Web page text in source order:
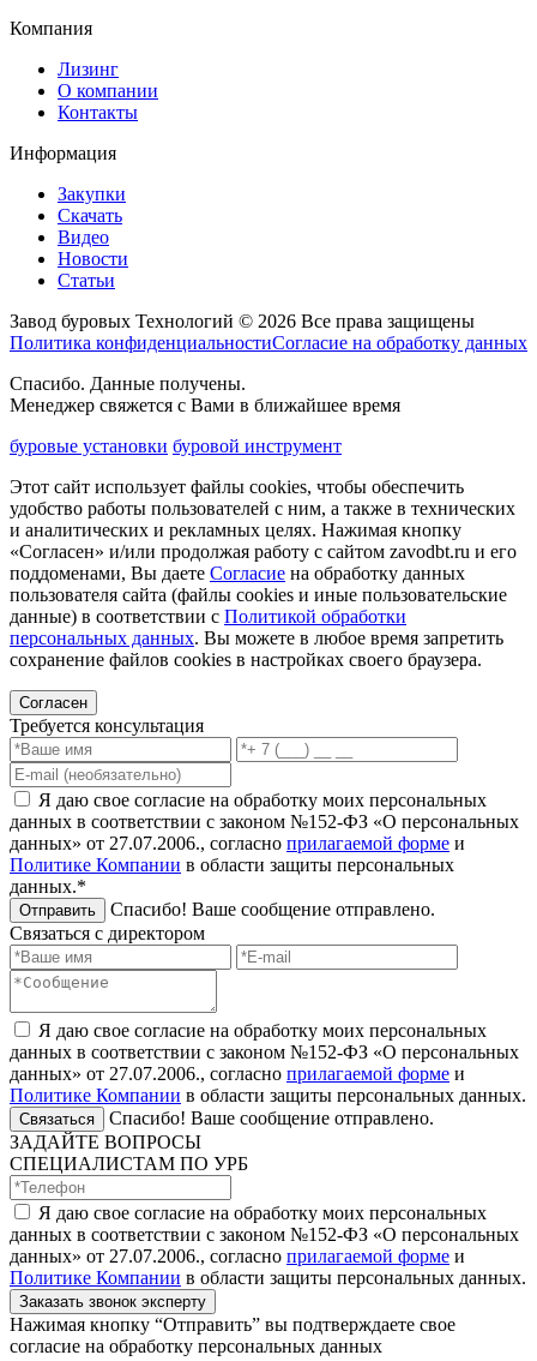
Компания
Лизинг
О компании
Контакты
Информация
Закупки
Скачать
Видео
Новости
Статьи
Завод буровых Технологий © 2026 Все права защищены
Политика конфиденциальностиСогласие на обработку данных
Спасибо. Данные получены.
Менеджер свяжется с Вами в ближайшее время
буровые установки буровой инструмент
Этот сайт использует файлы cookies, чтобы обеспечить
удобство работы пользователей с ним, а также в технических
и аналитических и рекламных целях. Нажимая кнопку
«Согласен» и/или продолжая работу с сайтом zavodbt.ru и его
поддоменами, Вы даете Согласие на обработку данных
пользователя сайта (файлы cookies и иные пользовательские
данные) в соответствии с Политикой обработки
персональных данных. Вы можете в любое время запретить
сохранение файлов cookies в настройках своего браузера.
Согласен
Требуется консультация
Я даю свое согласие на обработку моих персональных
данных в соответствии с законом №152-ФЗ «О персональных
данных» от 27.07.2006., согласно прилагаемой форме и
Политике Компании в области защиты персональных
данных.*
Отправить
Спасибо! Ваше сообщение отправлено.
Связаться с директором
Я даю свое согласие на обработку моих персональных
данных в соответствии с законом №152-ФЗ «О персональных
данных» от 27.07.2006., согласно прилагаемой форме и
Политике Компании в области защиты персональных данных.
Связаться
Спасибо! Ваше сообщение отправлено.
ЗАДАЙТЕ ВОПРОСЫ
СПЕЦИАЛИСТАМ ПО УРБ
Я даю свое согласие на обработку моих персональных
данных в соответствии с законом №152-ФЗ «О персональных
данных» от 27.07.2006., согласно прилагаемой форме и
Политике Компании в области защиты персональных данных.
Заказать звонок эксперту
Нажимая кнопку “Отправить” вы подтверждаете свое
согласие на обработку персональных данных